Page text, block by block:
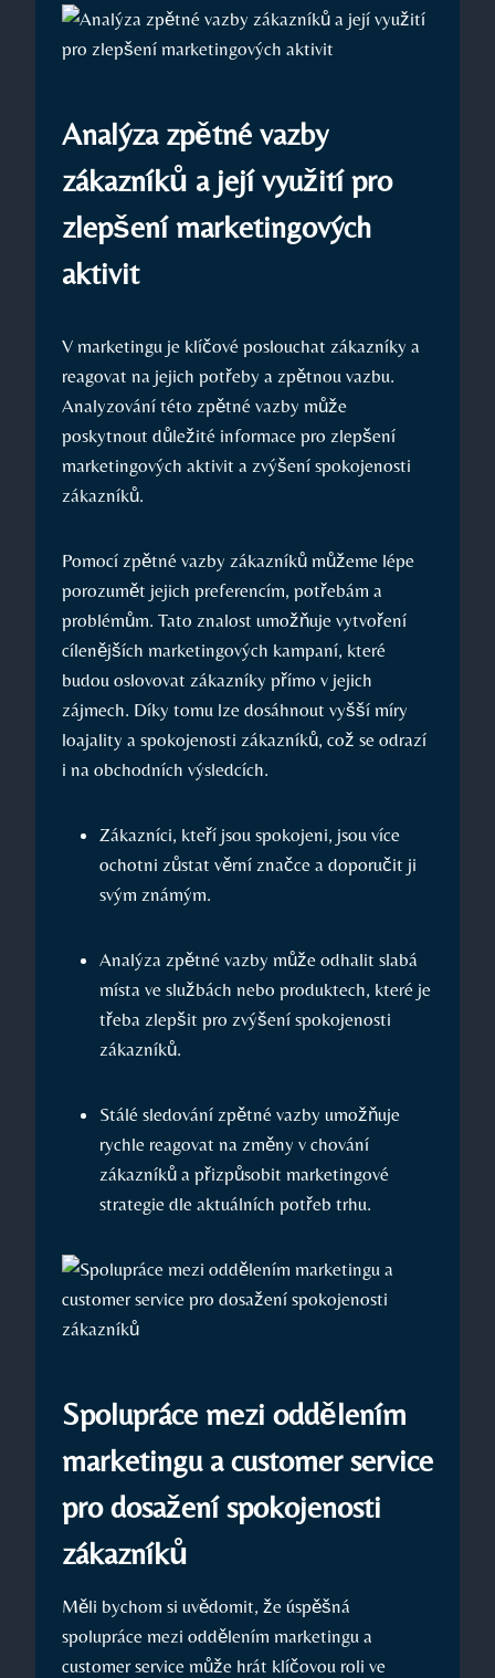
Analýza zpětné vazby
zákazníků a její využití pro
zlepšení marketingových
aktivit
V marketingu je klíčové poslouchat zákazníky a
reagovat na jejich potřeby a zpětnou vazbu.
Analyzování této zpětné vazby může
poskytnout důležité informace pro zlepšení
marketingových aktivit a zvýšení spokojenosti
zákazníků.
Pomocí zpětné vazby zákazníků můžeme lépe
porozumět jejich preferencím, potřebám a
problémům. Tato znalost umožňuje vytvoření
cílenějších marketingových kampaní, které
budou oslovovat zákazníky přímo v jejich
zájmech. Díky tomu lze dosáhnout vyšší míry
loajality a spokojenosti zákazníků, což se odrazí
i na obchodních výsledcích.
Zákazníci, kteří jsou spokojeni, jsou více
ochotni zůstat věrní značce a doporučit ji
svým známým.
Analýza zpětné vazby může odhalit slabá
místa ve službách nebo produktech, které je
třeba zlepšit pro zvýšení spokojenosti
zákazníků.
Stálé sledování zpětné vazby umožňuje
rychle reagovat na změny v chování
zákazníků a přizpůsobit marketingové
strategie dle aktuálních potřeb trhu.
Spolupráce mezi oddělením
marketingu a customer service
pro dosažení spokojenosti
zákazníků
Měli bychom si uvědomit, že úspěšná
spolupráce mezi oddělením marketingu a
customer service může hrát klíčovou roli ve